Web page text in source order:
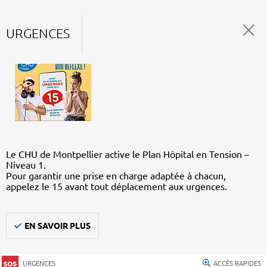
URGENCES
Le CHU de Montpellier active le Plan Hôpital en Tension –
Niveau 1.
Pour garantir une prise en charge adaptée à chacun,
appelez le 15 avant tout déplacement aux urgences.
EN SAVOIR PLUS
URGENCES ACCÈS RAPIDES